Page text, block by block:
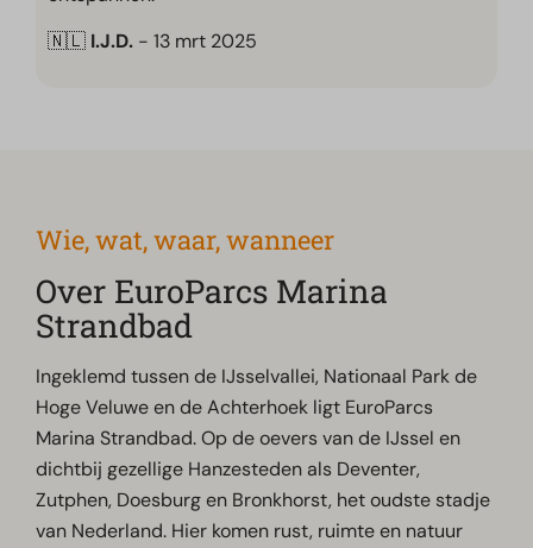
🇳🇱 I.J.D. - 13 mrt 2025
Wie, wat, waar, wanneer
Over EuroParcs Marina
Strandbad
Ingeklemd tussen de IJsselvallei, Nationaal Park de
Hoge Veluwe en de Achterhoek ligt EuroParcs
Marina Strandbad. Op de oevers van de IJssel en
dichtbij gezellige Hanzesteden als Deventer,
Zutphen, Doesburg en Bronkhorst, het oudste stadje
van Nederland. Hier komen rust, ruimte en natuur